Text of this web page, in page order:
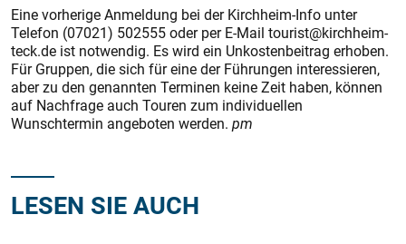
Eine vorherige Anmeldung bei der Kirchheim-Info unter
Telefon (07021) 502555 oder per E-Mail tourist@kirchheim-
teck.de ist notwendig. Es wird ein Unkostenbeitrag erhoben.
Für Gruppen, die sich für eine der Führungen interessieren,
aber zu den genannten Terminen keine Zeit haben, können
auf Nachfrage auch Touren zum individuellen
Wunschtermin angeboten werden. pm
LESEN SIE AUCH